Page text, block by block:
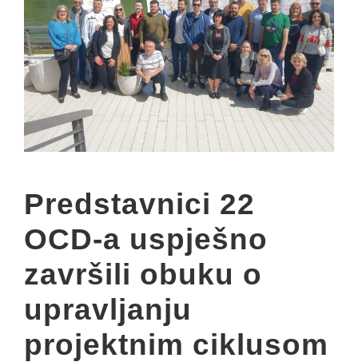
Predstavnici 22
OCD-a uspješno
završili obuku o
upravljanju
projektnim ciklusom